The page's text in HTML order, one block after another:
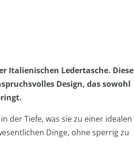
Italienischen Ledertasche. Diese
Design, das sowohl
der Tiefe, was sie zu einer idealen
Dinge, ohne sperrig zu